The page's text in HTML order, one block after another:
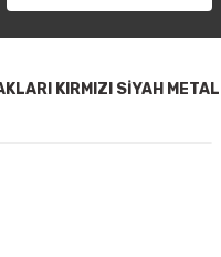
KIRMIZI SİYAH METAL